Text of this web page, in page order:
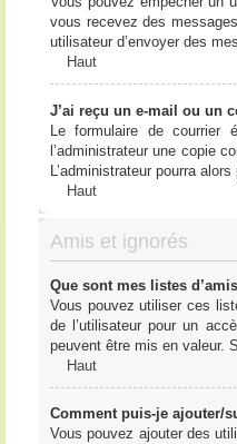
vous recevez des
utilisateur d’envoyer des
Haut
J’ai reçu un e-mail ou un
Le formulaire de courrier
l’administrateur une copie
L’administrateur pourra
Haut
Amis et ignorés
Que sont mes listes
Vous pouvez utiliser ces
de l’utilisateur pour un
peuvent être mis en valeur.
Haut
Comment puis-je ajouter/
Vous pouvez ajouter des